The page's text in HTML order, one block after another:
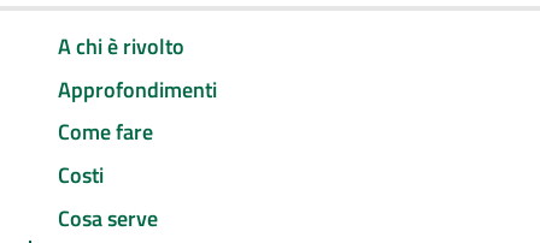
A chi è rivolto
Approfondimenti
Come fare
Costi
Cosa serve